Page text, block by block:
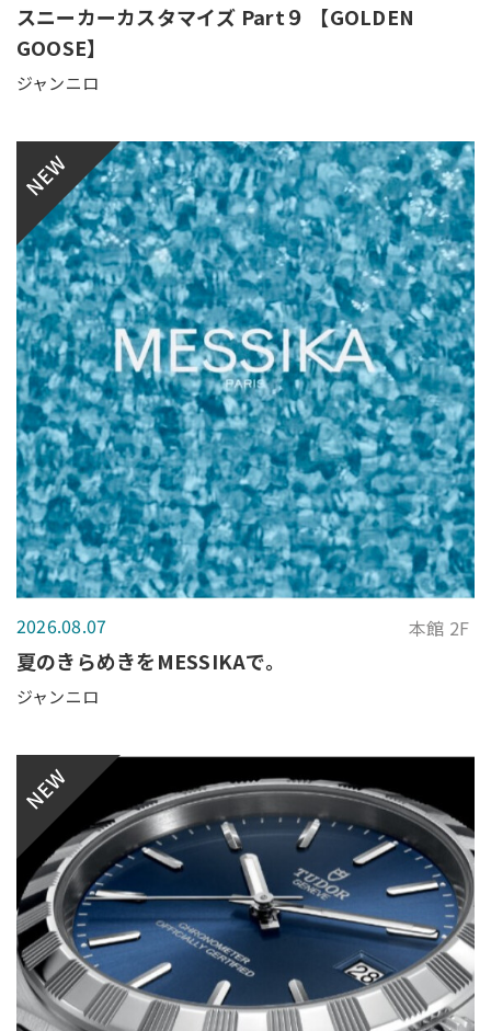
スニーカーカスタマイズ Part９ 【GOLDEN
GOOSE】
ジャンニロ
NEW
2026.08.07 本館 2F
夏のきらめきをMESSIKAで。
ジャンニロ
NEW